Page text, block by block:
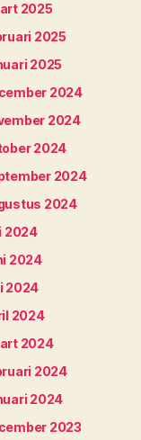
2025
2025
2025
2024
2024
2024
2024
2024
2024
2024
2024
2024
2024
2024
2024
2023